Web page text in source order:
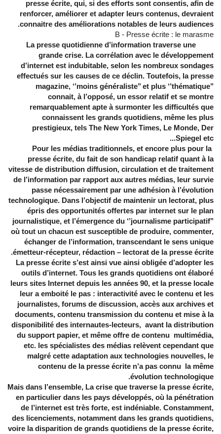
presse écrite, qui, si des efforts sont consentis, afin de
renforcer, améliorer et adapter leurs contenus, devraient
connaitre des améliorations notables de leurs audiences.
B - Presse écrite : le marasme
La presse quotidienne d’information traverse une
grande crise. La corrélation avec le développement
d’internet est indubitable, selon les nombreux sondages
effectués sur les causes de ce déclin. Toutefois, la presse
magazine, ‘’moins généraliste’’ et plus ‘’thématique’’
connait, à l’opposé, un essor relatif et se montre
remarquablement apte à surmonter les difficultés que
connaissent les grands quotidiens, même les plus
prestigieux, tels The New York Times, Le Monde, Der
Spiegel etc..
.
Pour les médias traditionnels, et encore plus pour la
presse écrite, du fait de son handicap relatif quant à la
vitesse de distribution diffusion, circulation et de traitement
de l’information par rapport aux autres médias, leur survie
passe nécessairement par une adhésion à l’évolution
technologique. Dans l’objectif de maintenir un lectorat, plus
épris des opportunités offertes par internet sur le plan
journalistique, et l’émergence du ‘’journalisme participatif’’
où tout un chacun est susceptible de produire, commenter,
échanger de l’information, transcendant le sens unique
émetteur-récepteur, rédaction – lectorat de la presse écrite.
La presse écrite s’est ainsi vue ainsi obligée d’adopter les
outils d’internet. Tous les grands quotidiens ont élaboré
leurs sites Internet depuis les années 90, et la presse locale
leur a emboité le pas : interactivité avec le contenu et les
journalistes, forums de discussion, accès aux archives et
documents, contenu transmission du contenu et mise à la
disponibilité des internautes-lecteurs, avant la distribution
du support papier, et même offre de contenu multimédia,
etc. les spécialistes des médias relèvent cependant que
malgré cette adaptation aux technologies nouvelles, le
contenu de la presse écrite n’a pas connu la même
évolution technologique.
Mais dans l’ensemble, La crise que traverse la presse écrite,
en particulier dans les pays développés, où la pénétration
de l’internet est très forte, est indéniable. Constamment,
des licenciements, notamment dans les grands quotidiens,
voire la disparition de grands quotidiens de la presse écrite,